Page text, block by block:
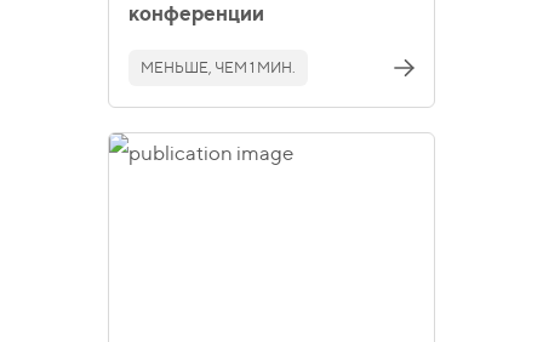
конференции
МЕНЬШЕ, ЧЕМ 1 МИН.